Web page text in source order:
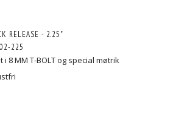
RELEASE - 2.25"
225
8 MM T-BOLT og special møtrik